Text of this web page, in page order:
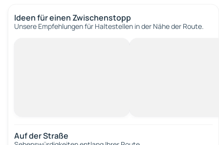
Ideen für einen Zwischenstopp
Unsere Empfehlungen für Haltestellen in der Nähe der Route.
Auf der Straße